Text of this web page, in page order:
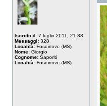
Iscritto il: 7 luglio 2011, 21:38
Messaggi: 328
Località: Fosdinovo (MS)
Nome: Giorgio
Cognome: Saporiti
Località: Fosdinovo (MS)